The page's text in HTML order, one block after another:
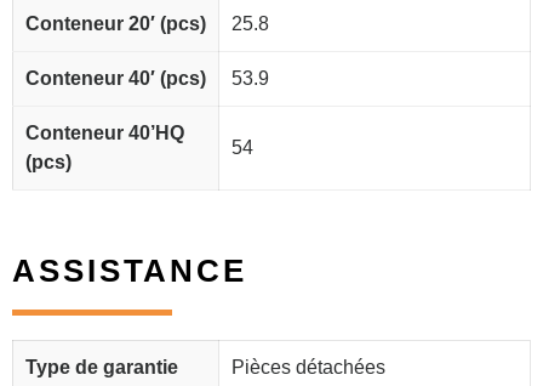
Conteneur 20′ (pcs) 25.8
Conteneur 40′ (pcs) 53.9
Conteneur 40’HQ
(pcs)
54
ASSISTANCE
Type de garantie Pièces détachées